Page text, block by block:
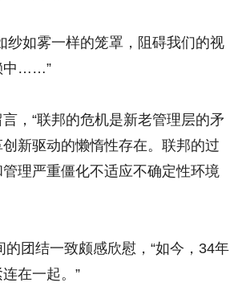
纱如雾一样的笼罩，阻碍我们的视
中……”
，“联邦的危机是新老管理层的矛
新驱动的懒惰性存在。联邦的过
理严重僵化不适应不确定性环境
团结一致颇感欣慰，“如今，34年
在一起。”